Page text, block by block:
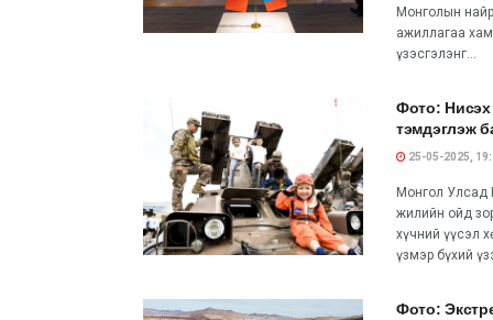
Монголын
ажиллагаа
үзэсгэлэнг...
Фото: Нисэх
тэмдэглэж
25-05-2025,
Монгол Улсад
жилийн ойд
хүчний үүсэл
үзмэр бүхий
Фото: